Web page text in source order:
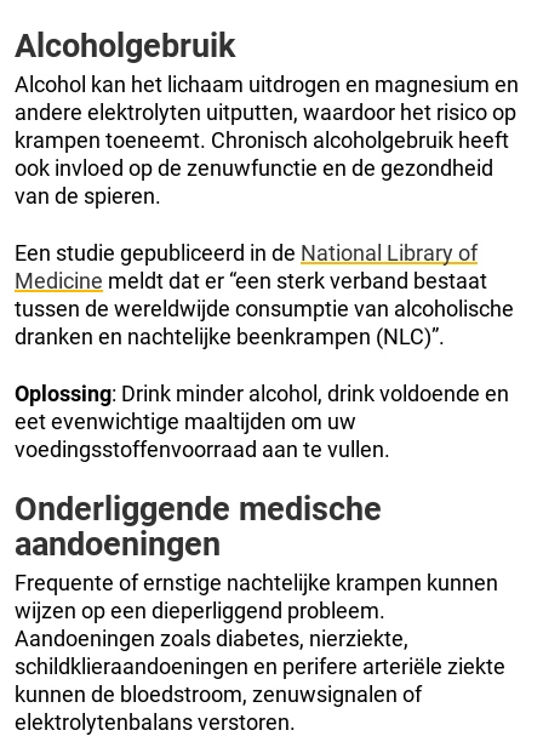
Alcoholgebruik
Alcohol kan het lichaam uitdrogen en magnesium en
andere elektrolyten uitputten, waardoor het risico op
krampen toeneemt. Chronisch alcoholgebruik heeft
ook invloed op de zenuwfunctie en de gezondheid
van de spieren.
Een studie gepubliceerd in de National Library of
Medicine meldt dat er “een sterk verband bestaat
tussen de wereldwijde consumptie van alcoholische
dranken en nachtelijke beenkrampen (NLC)”.
Oplossing: Drink minder alcohol, drink voldoende en
eet evenwichtige maaltijden om uw
voedingsstoffenvoorraad aan te vullen.
Onderliggende medische
aandoeningen
Frequente of ernstige nachtelijke krampen kunnen
wijzen op een dieperliggend probleem.
Aandoeningen zoals diabetes, nierziekte,
schildklieraandoeningen en perifere arteriële ziekte
kunnen de bloedstroom, zenuwsignalen of
elektrolytenbalans verstoren.